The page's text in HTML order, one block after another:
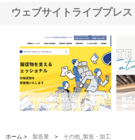
ウェブサイトライブプレス
株式会社耕文社が品川で実現す
る販促物製作から配送までワン
ストップ対応
株式
舗の
由
ホーム >製造業 > その他_製造・加工